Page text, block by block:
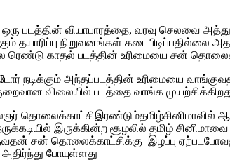
படத்தின் வியாபாரத்தை, வரவு செலவை
தயாரிப்பு நிறுவனங்கள்
ரெண்டு காதல் படத்தின் உரிமையை சன்
நடிக்கும் அந்தப்படத்தின் உரிமையை
விலையில் படத்தை வாங்க
தொலைக்காட்சிஇரண்டும்தமிழ்சினிமாவில்
இருக்கின்ற சூழலில் தமிழ்
சன் தொலைக்காட்சிக்கு இழப்பு
போயுள்ளது